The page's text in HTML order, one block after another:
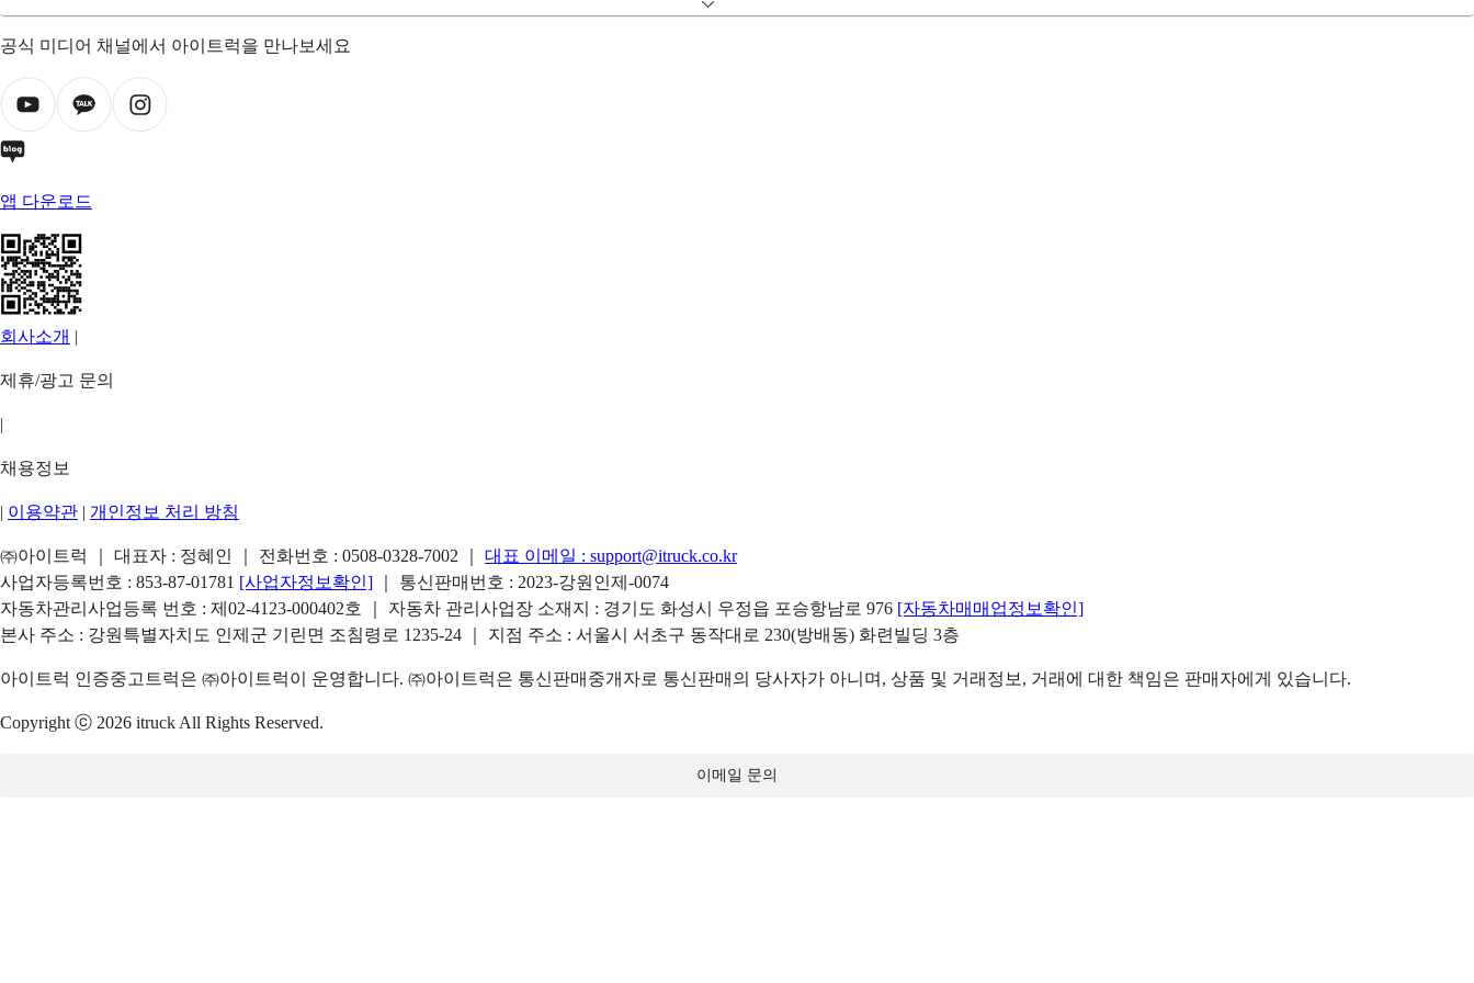
공식 미디어 채널에서 아이트럭을 만나보세요
앱 다운로드
회사소개 |
제휴/광고 문의
|
채용정보
| 이용약관 | 개인정보 처리 방침
㈜아이트럭 ｜ 대표자 : 정혜인 ｜ 전화번호 : 0508-0328-7002 대표 이메일 : support@itruck.co.kr
사업자등록번호 : 853-87-01781 [사업자정보확인]
｜ 통신판매번호 : 2023-강원인제-0074
자동차관리사업등록 번호 : 제02-4123-000402호 ｜ 자동차 관리사업장 소재지 : 경기도 화성시 우정읍 포승항남로 976 [자동차매매업정보확인]
본사 주소 : 강원특별자치도 인제군 기린면 조침령로 1235-24 ｜ 지점 주소 : 서울시 서초구 동작대로 230(방배동) 화련빌딩 3층
아이트럭 인증중고트럭은 ㈜아이트럭이 운영합니다. ㈜아이트럭은 통신판매중개자로 통신판매의 당사자가 아니며, 상품 및 거래정보, 거래에 대한 책임은 판매자에게 있습니다.
Copyright ⓒ 2026 itruck All Rights Reserved.
이메일 문의